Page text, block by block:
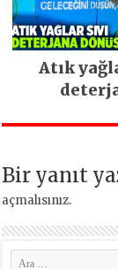
Atık
Bir yanıt
açmalısınız.